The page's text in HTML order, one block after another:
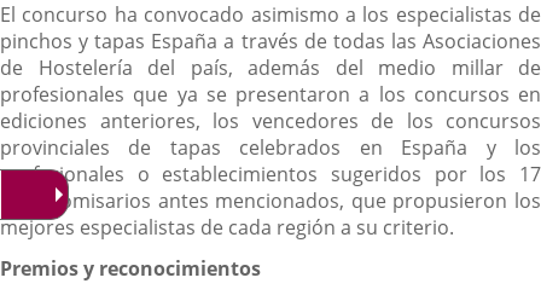
El concurso ha convocado asimismo a los especialistas de
pinchos y tapas España a través de todas las Asociaciones
de Hostelería del país, además del medio millar de
profesionales que ya se presentaron a los concursos en
ediciones anteriores, los vencedores de los concursos
provinciales de tapas celebrados en España y los
profesionales o establecimientos sugeridos por los 17
compromisarios antes mencionados, que propusieron los
mejores especialistas de cada región a su criterio.
Premios y reconocimientos